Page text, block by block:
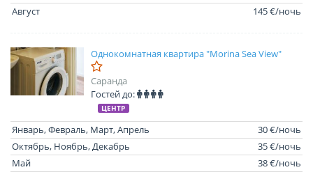
Август
145 €/ночь
Однокомнатная квартира "Morina Sea View"
Саранда
Гостей до:
ЦЕНТР
Январь, Февраль, Март, Апрель
30 €/ночь
Октябрь, Ноябрь, Декабрь
35 €/ночь
Май
38 €/ночь